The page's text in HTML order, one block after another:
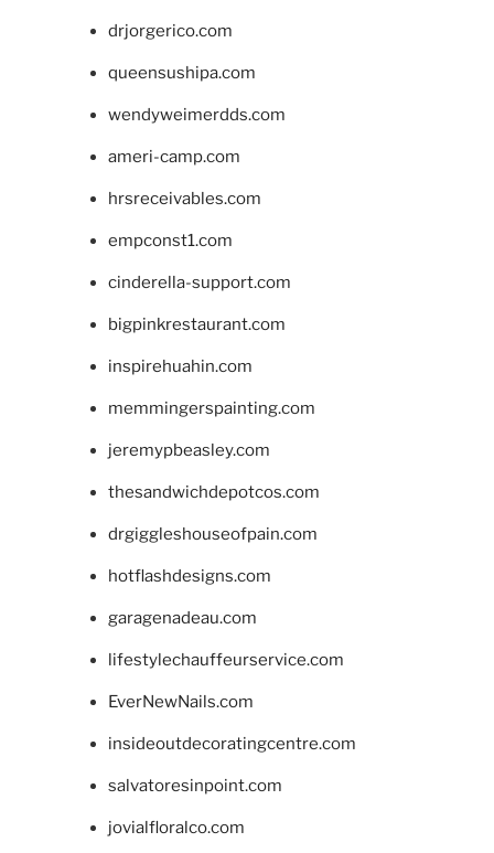
drjorgerico.com
queensushipa.com
wendyweimerdds.com
ameri-camp.com
hrsreceivables.com
empconst1.com
cinderella-support.com
bigpinkrestaurant.com
inspirehuahin.com
memmingerspainting.com
jeremypbeasley.com
thesandwichdepotcos.com
drgiggleshouseofpain.com
hotflashdesigns.com
garagenadeau.com
lifestylechauffeurservice.com
EverNewNails.com
insideoutdecoratingcentre.com
salvatoresinpoint.com
jovialfloralco.com